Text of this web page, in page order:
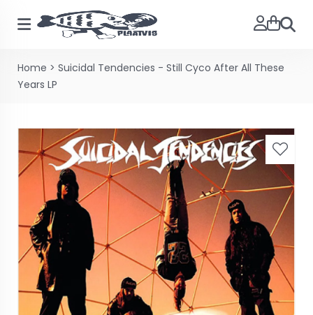
Home > Suicidal Tendencies - Still Cyco After All These
Years LP